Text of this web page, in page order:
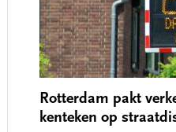
Rotterdam pakt
kenteken op